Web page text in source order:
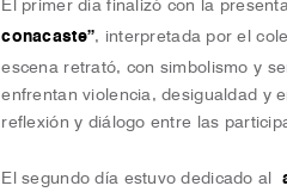
El primer día finalizó con la
conacaste” , interpretada por el
escena retrató, con simbolismo y
enfrentan violencia, desigualdad y
reflexión y diálogo entre las
El segundo día estuvo dedicado al